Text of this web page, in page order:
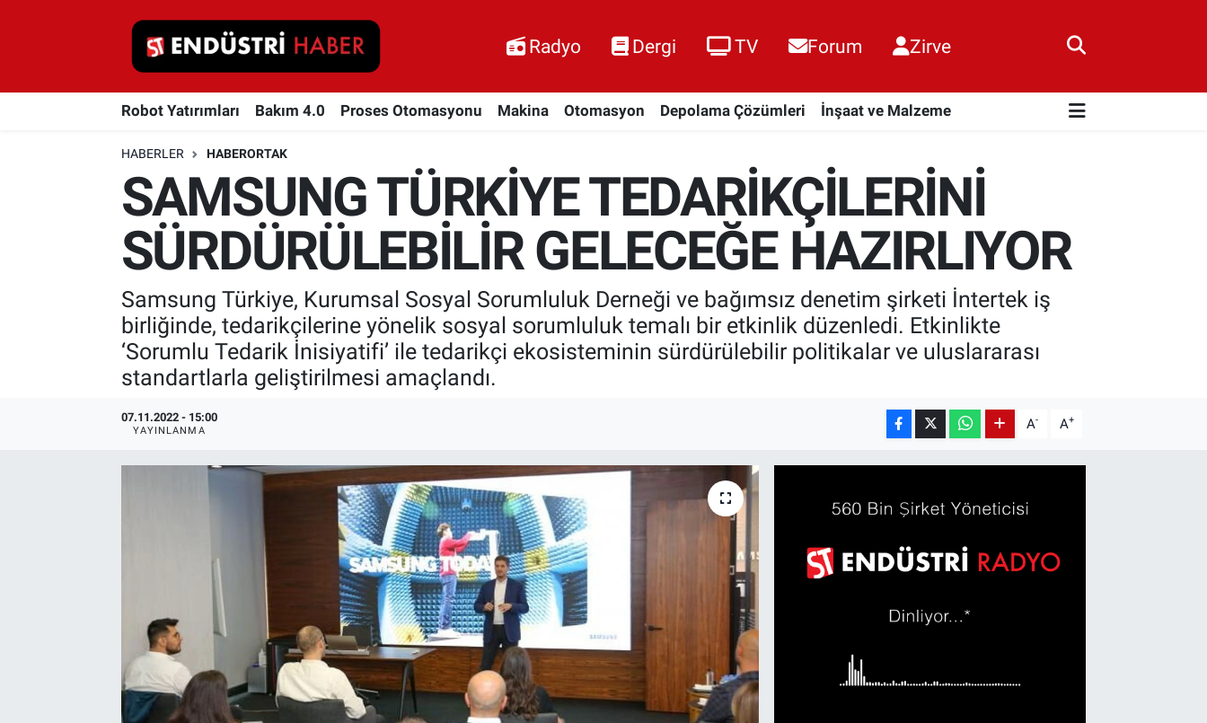
Radyo Dergi TV Forum Zirve
Robot Yatırımları Bakım 4.0 Proses Otomasyonu Makina Otomasyon Depolama Çözümleri İnşaat ve Malzeme
HABERLER HABERORTAK
SAMSUNG TÜRKİYE TEDARİKÇİLERİNİ
SÜRDÜRÜLEBİLİR GELECEĞE HAZIRLIYOR
Samsung Türkiye, Kurumsal Sosyal Sorumluluk Derneği ve bağımsız denetim şirketi İntertek iş
birliğinde, tedarikçilerine yönelik sosyal sorumluluk temalı bir etkinlik düzenledi. Etkinlikte
‘Sorumlu Tedarik İnisiyatifi’ ile tedarikçi ekosisteminin sürdürülebilir politikalar ve uluslararası
standartlarla geliştirilmesi amaçlandı.
07.11.2022 - 15:00
YAYINLANMA A- A+
Robot Yatırımları
Proses Otomasyonu
Otomasyon
Depolama Çözümleri
İnşaat ve Malzeme
HaberOrtak